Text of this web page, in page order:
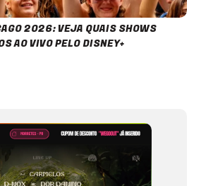
2026: VEJA QUAIS SHOWS
AO VIVO PELO DISNEY+